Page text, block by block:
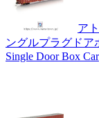
ア
ングルプラグドア
Single Door Box Car